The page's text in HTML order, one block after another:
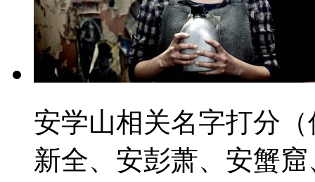
安学山相关名字打分
新全、安彭萧、安蟹